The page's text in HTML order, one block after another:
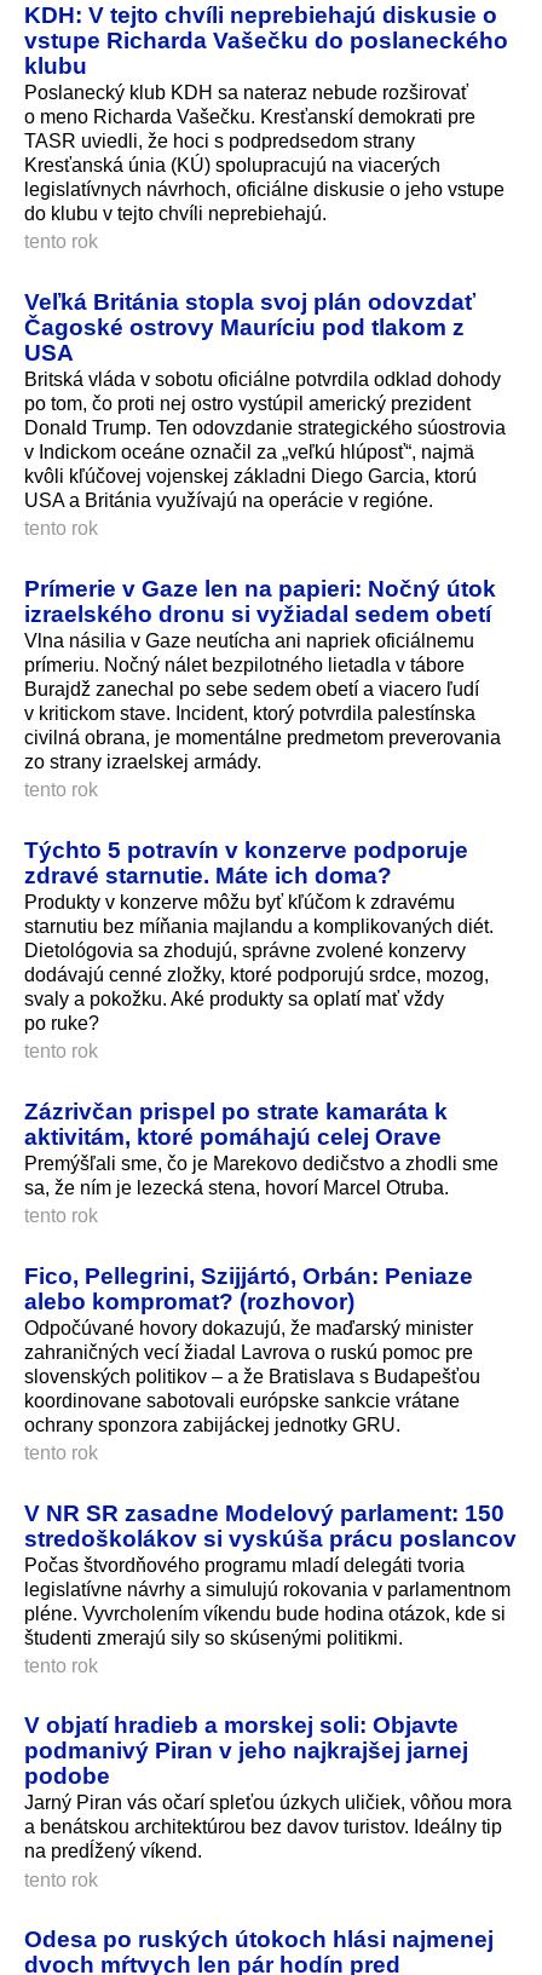
KDH: V tejto chvíli neprebiehajú diskusie o
vstupe Richarda Vašečku do poslaneckého
klubu
Poslanecký klub KDH sa nateraz nebude rozširovať
o meno Richarda Vašečku. Kresťanskí demokrati pre
TASR uviedli, že hoci s podpredsedom strany
Kresťanská únia (KÚ) spolupracujú na viacerých
legislatívnych návrhoch, oficiálne diskusie o jeho vstupe
do klubu v tejto chvíli neprebiehajú.
tento rok
Veľká Británia stopla svoj plán odovzdať
Čagoské ostrovy Mauríciu pod tlakom z
USA
Britská vláda v sobotu oficiálne potvrdila odklad dohody
po tom, čo proti nej ostro vystúpil americký prezident
Donald Trump. Ten odovzdanie strategického súostrovia
v Indickom oceáne označil za „veľkú hlúposť“, najmä
kvôli kľúčovej vojenskej základni Diego Garcia, ktorú
USA a Británia využívajú na operácie v regióne.
tento rok
Prímerie v Gaze len na papieri: Nočný útok
izraelského dronu si vyžiadal sedem obetí
Vlna násilia v Gaze neutícha ani napriek oficiálnemu
prímeriu. Nočný nálet bezpilotného lietadla v tábore
Burajdž zanechal po sebe sedem obetí a viacero ľudí
v kritickom stave. Incident, ktorý potvrdila palestínska
civilná obrana, je momentálne predmetom preverovania
zo strany izraelskej armády.
tento rok
Týchto 5 potravín v konzerve podporuje
zdravé starnutie. Máte ich doma?
Produkty v konzerve môžu byť kľúčom k zdravému
starnutiu bez míňania majlandu a komplikovaných diét.
Dietológovia sa zhodujú, správne zvolené konzervy
dodávajú cenné zložky, ktoré podporujú srdce, mozog,
svaly a pokožku. Aké produkty sa oplatí mať vždy
po ruke?
tento rok
Zázrivčan prispel po strate kamaráta k
aktivitám, ktoré pomáhajú celej Orave
Premýšľali sme, čo je Marekovo dedičstvo a zhodli sme
sa, že ním je lezecká stena, hovorí Marcel Otruba.
tento rok
Fico, Pellegrini, Szijjártó, Orbán: Peniaze
alebo kompromat? (rozhovor)
Odpočúvané hovory dokazujú, že maďarský minister
zahraničných vecí žiadal Lavrova o ruskú pomoc pre
slovenských politikov – a že Bratislava s Budapešťou
koordinovane sabotovali európske sankcie vrátane
ochrany sponzora zabijáckej jednotky GRU.
tento rok
V NR SR zasadne Modelový parlament: 150
stredoškolákov si vyskúša prácu poslancov
Počas štvordňového programu mladí delegáti tvoria
legislatívne návrhy a simulujú rokovania v parlamentnom
pléne. Vyvrcholením víkendu bude hodina otázok, kde si
študenti zmerajú sily so skúsenými politikmi.
tento rok
V objatí hradieb a morskej soli: Objavte
podmanivý Piran v jeho najkrajšej jarnej
podobe
Jarný Piran vás očarí spleťou úzkych uličiek, vôňou mora
a benátskou architektúrou bez davov turistov. Ideálny tip
na predĺžený víkend.
tento rok
Odesa po ruských útokoch hlási najmenej
dvoch mŕtvych len pár hodín pred